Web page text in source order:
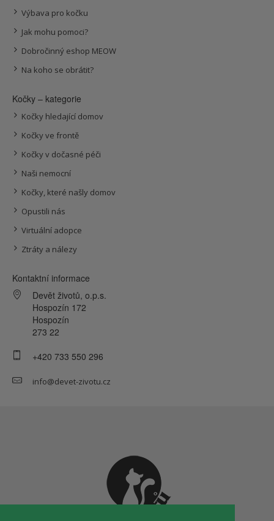
Výbava pro kočku
Jak mohu pomoci?
Dobročinný eshop MEOW
Na koho se obrátit?
Kočky – kategorie
Kočky hledající domov
Kočky ve frontě
Kočky v dočasné péči
Naši nemocní
Kočky, které našly domov
Opustili nás
Virtuální adopce
Ztráty a nálezy
Kontaktní informace
Devět životů, o.p.s.
Hospozín 172
Hospozín
273 22
+420 733 550 296
info@devet-zivotu.cz